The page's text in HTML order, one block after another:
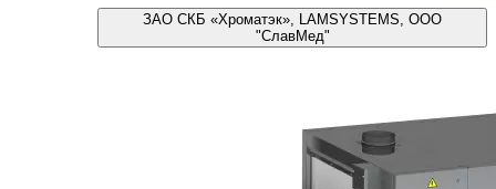
ЗАО СКБ «Хроматэк», LAMSYSTEMS, ООО
"СлавМед"